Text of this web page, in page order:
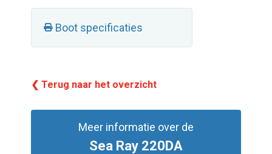
Boot specificaties
❮ Terug naar het overzicht
Meer informatie over de
Sea Ray 220DA